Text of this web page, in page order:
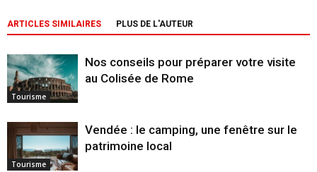
ARTICLES SIMILAIRES PLUS DE L'AUTEUR
Tourisme
Nos conseils pour préparer votre visite
au Colisée de Rome
Tourisme
Vendée : le camping, une fenêtre sur le
patrimoine local